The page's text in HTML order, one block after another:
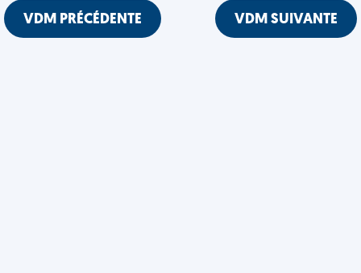
VDM PRÉCÉDENTE VDM SUIVANTE